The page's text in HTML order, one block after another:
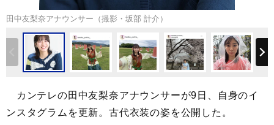
田中友梨奈アナウンサー（撮影・坂部 計介）
カンテレの田中友梨奈アナウンサーが9日、自身のイ
ンスタグラムを更新。古代衣装の姿を公開した。